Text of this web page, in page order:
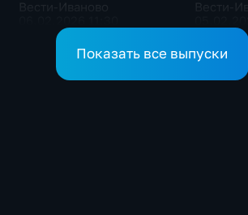
Показать все выпуски